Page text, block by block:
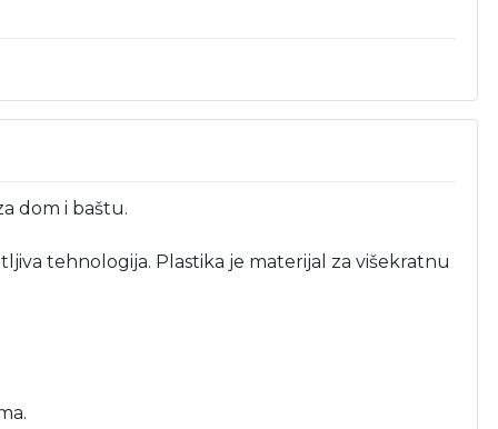
dom i baštu.
tehnologija. Plastika je materijal za višekratnu